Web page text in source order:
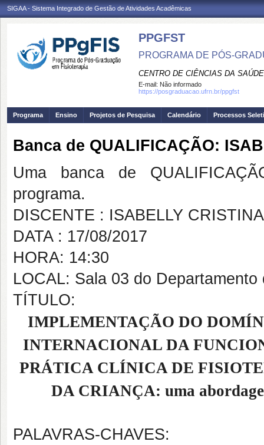
SIGAA - Sistema Integrado de Gestão de Atividades Acadêmicas
PPGFST
PROGRAMA DE PÓS-
CENTRO DE CIÊNCIAS DA SAÚDE
E-mail: Não informado
https://posgraduacao.ufrn.br/ppgfst
Programa Ensino Projetos de Pesquisa Calendário Processos
Banca de QUALIFICAÇÃO:
Uma banca de
programa.
DISCENTE : ISABELLY
DATA : 17/08/2017
HORA: 14:30
LOCAL: Sala 03 do Departamento
TÍTULO:
IMPLEMENTAÇÃO DO
INTERNACIONAL DA
PRÁTICA CLÍNICA DE
DA CRIANÇA: uma
PALAVRAS-CHAVES: